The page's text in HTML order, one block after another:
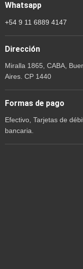
Whatsapp
+54 9 11 6889 4147
Dirección
Miralla 1865, CABA,
Aires. CP 1440
Formas de pago
Efectivo, Tarjetas de
bancaria.